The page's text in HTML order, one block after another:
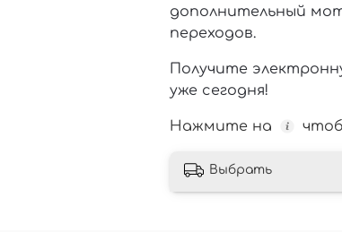
дополнительный
переходов.
Получите
уже сегодня!
Нажмите на
Выбрать